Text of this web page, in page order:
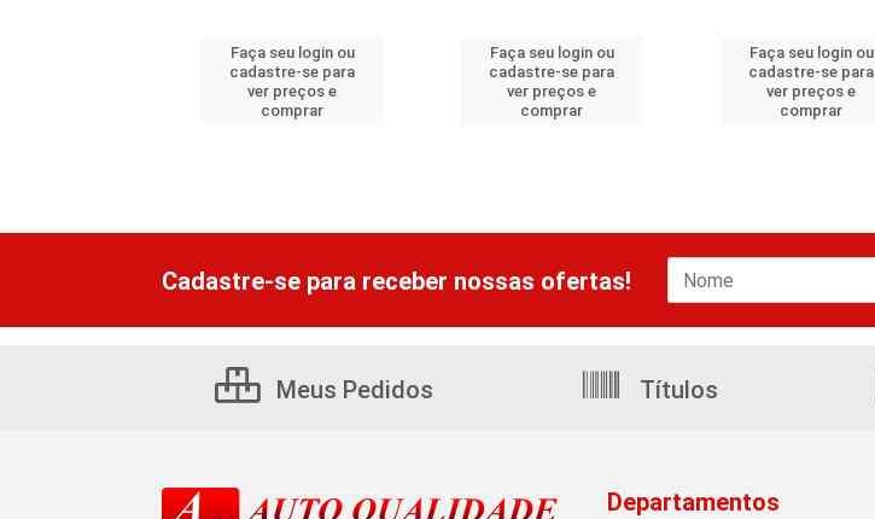
Faça seu login ou
cadastre-se para
ver preços e
comprar
Faça seu login ou
cadastre-se para
ver preços e
comprar
Faça seu login ou
cadastre-se para
ver preços e
comprar
Cadastre-se para receber nossas ofertas!
Meus Pedidos Títulos
Departamentos